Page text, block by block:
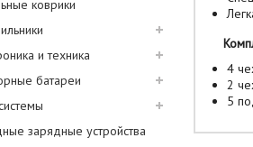
коврики
и техника
батареи
зарядные устройства
4
2
5